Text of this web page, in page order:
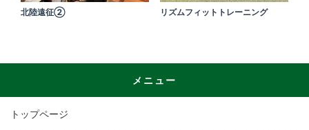
北陸遠征② リズムフィットトレーニング
メニュー
トップページ